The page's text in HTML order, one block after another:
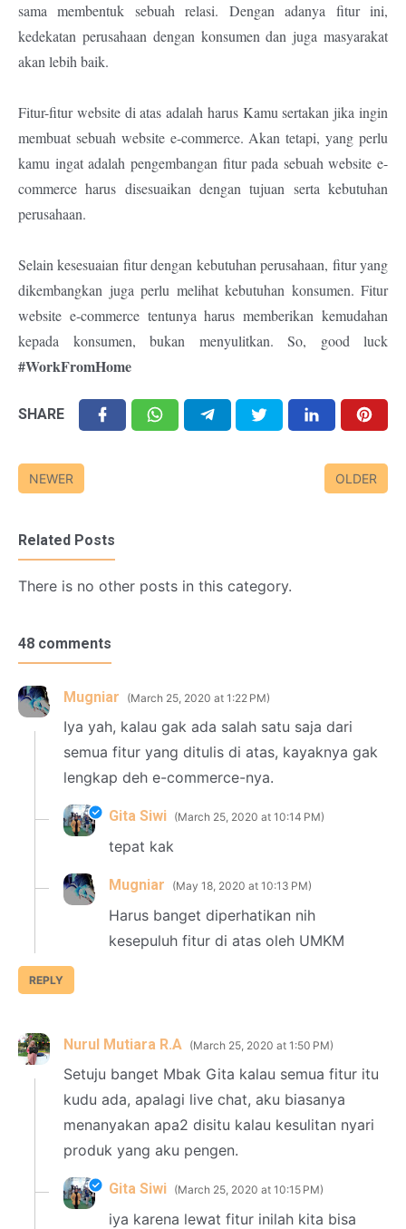
sama membentuk sebuah relasi. Dengan adanya fitur ini,
kedekatan perusahaan dengan konsumen dan juga masyarakat
akan lebih baik.
Fitur-fitur website di atas adalah harus Kamu sertakan jika ingin
membuat sebuah website e-commerce. Akan tetapi, yang perlu
kamu ingat adalah pengembangan fitur pada sebuah website e-
commerce harus disesuaikan dengan tujuan serta kebutuhan
perusahaan.
Selain kesesuaian fitur dengan kebutuhan perusahaan, fitur yang
dikembangkan juga perlu melihat kebutuhan konsumen. Fitur
website e-commerce tentunya harus memberikan kemudahan
kepada konsumen, bukan menyulitkan. So, good luck
#WorkFromHome
SHARE
NEWER OLDER
Related Posts
There is no other posts in this category.
48 comments
Mugniar March 25, 2020 at 1:22 PM
Iya yah, kalau gak ada salah satu saja dari
semua fitur yang ditulis di atas, kayaknya gak
lengkap deh e-commerce-nya.
REPLY
Gita Siwi March 25, 2020 at 10:14 PM
tepat kak
Mugniar May 18, 2020 at 10:13 PM
Harus banget diperhatikan nih
kesepuluh fitur di atas oleh UMKM
Nurul Mutiara R.A March 25, 2020 at 1:50 PM
Setuju banget Mbak Gita kalau semua fitur itu
kudu ada, apalagi live chat, aku biasanya
menanyakan apa2 disitu kalau kesulitan nyari
produk yang aku pengen.
Gita Siwi March 25, 2020 at 10:15 PM
iya karena lewat fitur inilah kita bisa